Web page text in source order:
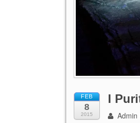
FEB
8
2015
I
Admin